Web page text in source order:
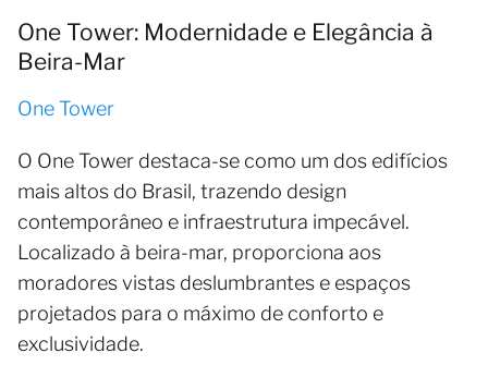
One Tower: Modernidade e Elegância à
Beira-Mar
One Tower
O One Tower destaca-se como um dos edifícios
mais altos do Brasil, trazendo design
contemporâneo e infraestrutura impecável.
Localizado à beira-mar, proporciona aos
moradores vistas deslumbrantes e espaços
projetados para o máximo de conforto e
exclusividade.